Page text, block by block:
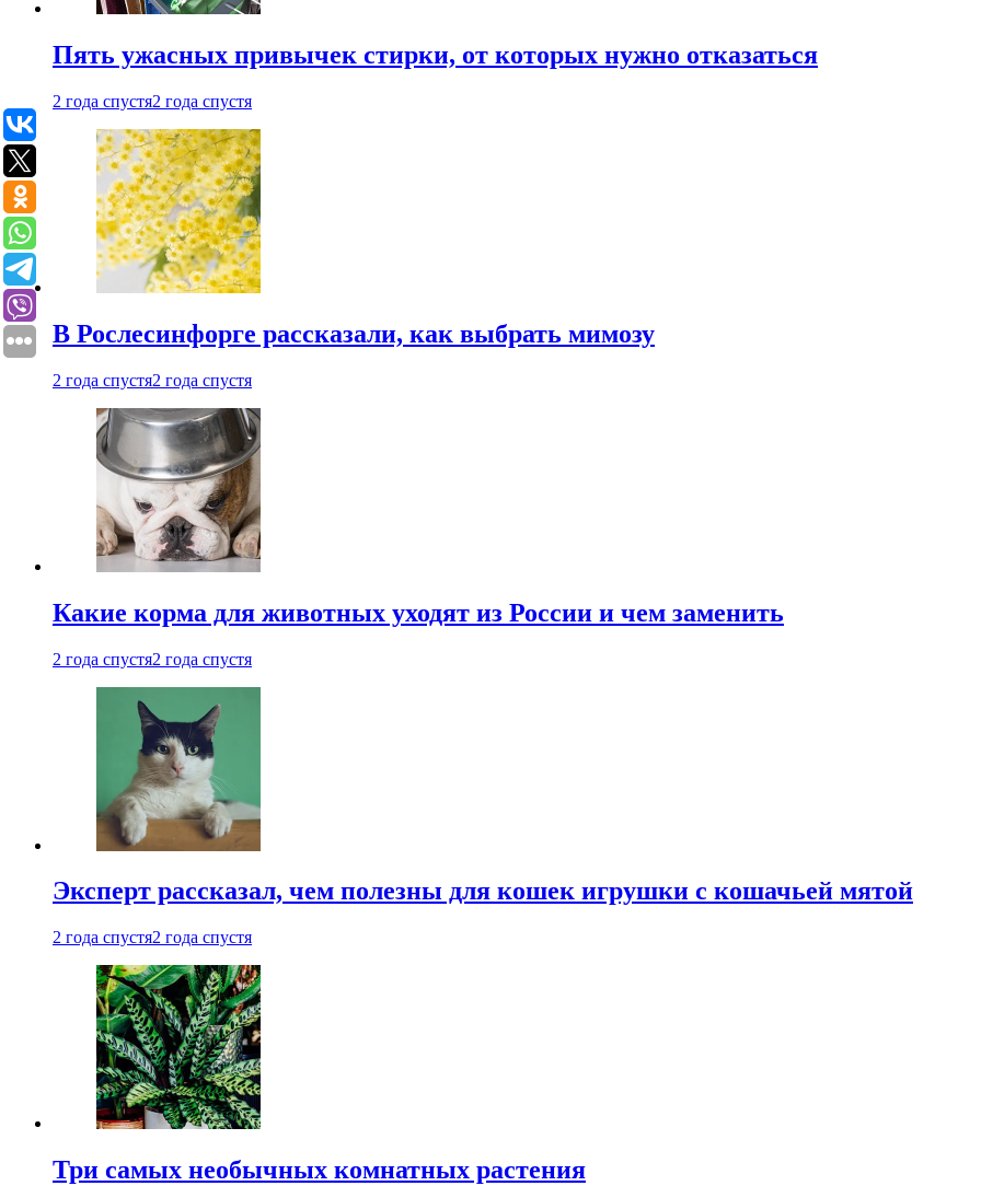
Пять ужасных привычек стирки, от которых нужно отказаться
2 года спустя2 года спустя
В Рослесинфорге рассказали, как выбрать мимозу
2 года спустя2 года спустя
Какие корма для животных уходят из России и чем заменить
2 года спустя2 года спустя
Эксперт рассказал, чем полезны для кошек игрушки с кошачьей мятой
2 года спустя2 года спустя
Три самых необычных комнатных растения